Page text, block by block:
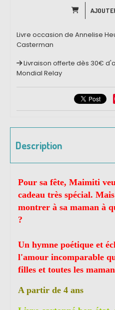
Livre occasion de Annelise
Casterman
Livraison offerte dès 30€
Mondial Relay
Description
Pour sa fête, Maimiti
cadeau très spécial.
montrer à sa maman à
?
Un hymne poétique et
l'amour incomparable
filles et toutes les
A partir de 4 ans